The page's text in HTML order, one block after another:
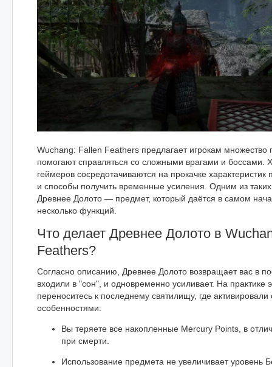
Wuchang: Fallen Feathers предлагает игрокам множество
помогают справляться со сложными врагами и боссами.
геймеров сосредотачиваются на прокачке характеристик
и способы получить временные усиления. Одним из таких
Древнее Долото — предмет, который даётся в самом
несколько функций.
Что делает Древнее Долото в
Feathers?
Согласно описанию, Древнее Долото возвращает вас в
входили в "сон", и одновременно усиливает. На практике
переноситесь к последнему святилищу, где
особенностями:
Вы теряете все накопленные Mercury Points, в
при смерти.
Использование предмета не увеличивает уровень